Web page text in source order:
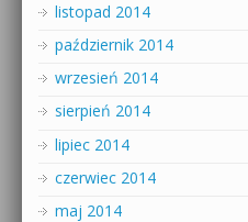
listopad 2014
październik 2014
wrzesień 2014
sierpień 2014
lipiec 2014
czerwiec 2014
maj 2014